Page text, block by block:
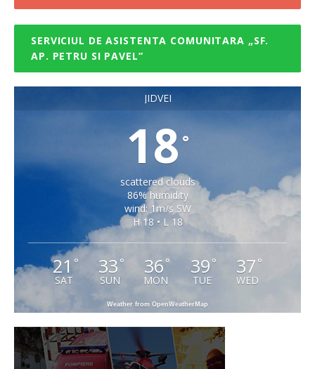
SERVICIUL DE ASISTENTA COMUNITARA „SF.
AP. PETRU SI PAVEL”
JIDVEI
18 °
scattered clouds
86% humidity
wind: 1m/s SW
H 18 • L 18
21 °
SAT
33 °
SUN
36°
MON
39°
TUE
37 °
WED
Weather from OpenWeatherMap